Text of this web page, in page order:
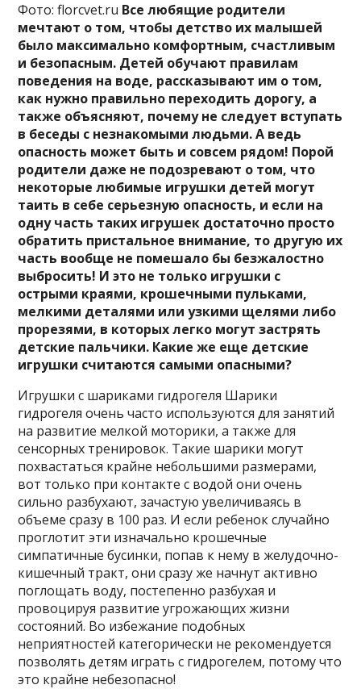
Фото: florcvet.ru Все любящие родители
мечтают о том, чтобы детство их малышей
было максимально комфортным, счастливым
и безопасным. Детей обучают правилам
поведения на воде, рассказывают им о том,
как нужно правильно переходить дорогу, а
также объясняют, почему не следует вступать
в беседы с незнакомыми людьми. А ведь
опасность может быть и совсем рядом! Порой
родители даже не подозревают о том, что
некоторые любимые игрушки детей могут
таить в себе серьезную опасность, и если на
одну часть таких игрушек достаточно просто
обратить пристальное внимание, то другую их
часть вообще не помешало бы безжалостно
выбросить! И это не только игрушки с
острыми краями, крошечными пульками,
мелкими деталями или узкими щелями либо
прорезями, в которых легко могут застрять
детские пальчики. Какие же еще детские
игрушки считаются самыми опасными?
Игрушки с шариками гидрогеля Шарики
гидрогеля очень часто используются для занятий
на развитие мелкой моторики, а также для
сенсорных тренировок. Такие шарики могут
похвастаться крайне небольшими размерами,
вот только при контакте с водой они очень
сильно разбухают, зачастую увеличиваясь в
объеме сразу в 100 раз. И если ребенок случайно
проглотит эти изначально крошечные
симпатичные бусинки, попав к нему в желудочно-
кишечный тракт, они сразу же начнут активно
поглощать воду, постепенно разбухая и
провоцируя развитие угрожающих жизни
состояний. Во избежание подобных
неприятностей категорически не рекомендуется
позволять детям играть с гидрогелем, потому что
это крайне небезопасно!